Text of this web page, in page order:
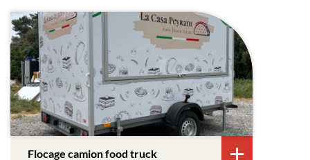
Flocage camion food truck